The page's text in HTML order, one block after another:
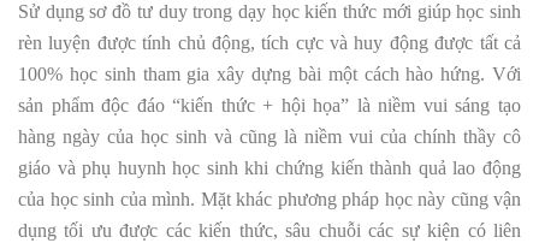
Sử dụng sơ đồ tư duy trong dạy học kiến thức mới giúp học sinh
rèn luyện được tính chủ động, tích cực và huy động được tất cả
100% học sinh tham gia xây dựng bài một cách hào hứng. Với
sản phẩm độc đáo “kiến thức + hội họa” là niềm vui sáng tạo
hàng ngày của học sinh và cũng là niềm vui của chính thầy cô
giáo và phụ huynh học sinh khi chứng kiến thành quả lao động
của học sinh của mình. Mặt khác phương pháp học này cũng vận
dụng tối ưu được các kiến thức, sâu chuỗi các sự kiện có liên